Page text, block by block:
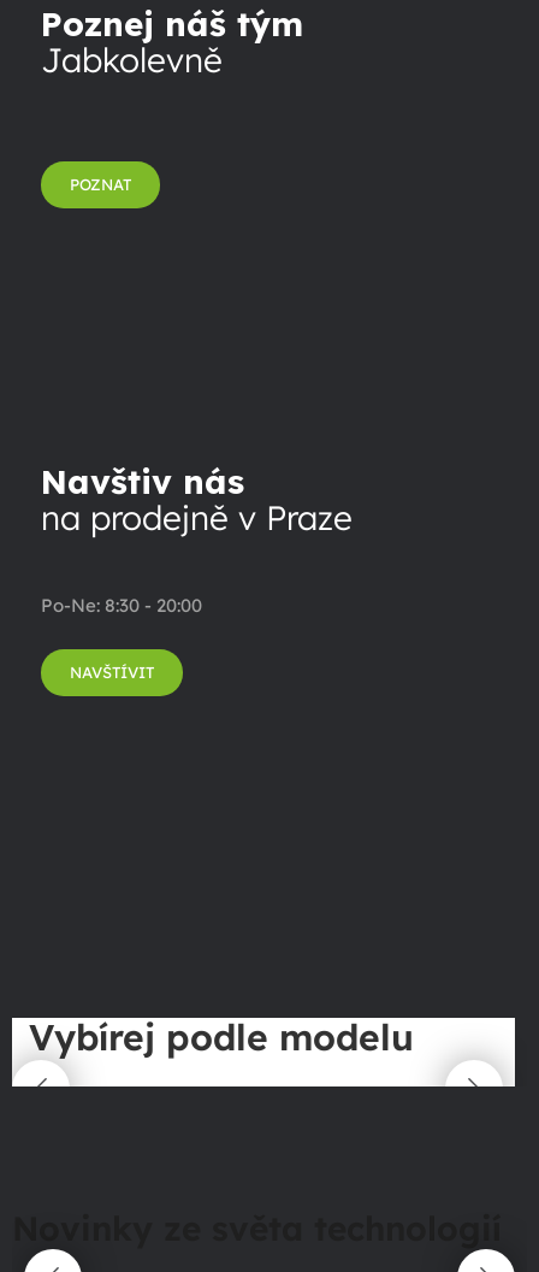
Poznej náš tým
Jabkolevně
POZNAT
Navštiv nás
na prodejně v Praze
Po-Ne: 8:30 - 20:00
NAVŠTÍVIT
Vybírej podle modelu